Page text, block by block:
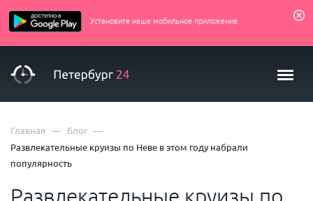
Установите наше мобильное приложение
Главная — Блог —
Развлекательные круизы по Неве в этом году набрали
популярность
Развлекательные круизы по